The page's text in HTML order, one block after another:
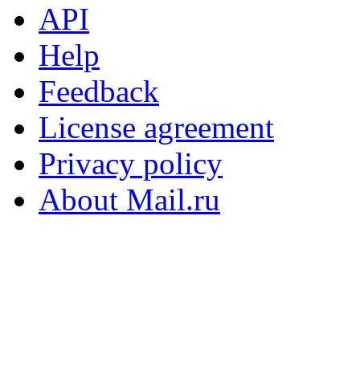
API
Help
Feedback
License agreement
Privacy policy
About Mail.ru